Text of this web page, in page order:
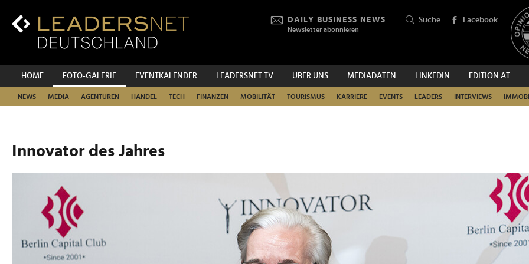
Inhalt
Hauptnavigation
DAILY BUSINESS NEWS
Newsletter abonnieren
Suche Facebook
HOME FOTO-GALERIE EVENTKALENDER LEADERSNET.TV ÜBER UNS MEDIADATEN LINKEDIN EDITION AT
NEWS MEDIA AGENTUREN HANDEL TECH FINANZEN MOBILITÄT TOURISMUS KARRIERE EVENTS LEADERS INTERVIEWS
SUCHEN
Innovator des Jahres